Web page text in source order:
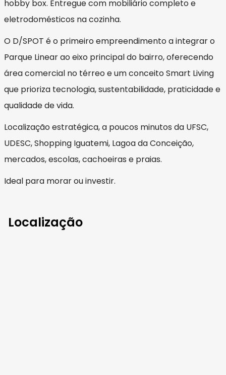
hobby box. Entregue com mobiliário completo e
eletrodomésticos na cozinha.
O D/SPOT é o primeiro empreendimento a integrar o
Parque Linear ao eixo principal do bairro, oferecendo
área comercial no térreo e um conceito Smart Living
que prioriza tecnologia, sustentabilidade, praticidade e
qualidade de vida.
Localização estratégica, a poucos minutos da UFSC,
UDESC, Shopping Iguatemi, Lagoa da Conceição,
mercados, escolas, cachoeiras e praias.
Ideal para morar ou investir.
Localização